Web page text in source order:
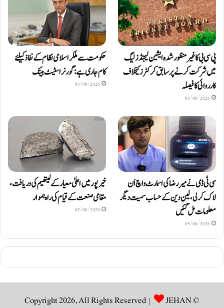
پی سی بی کا غیر منظور شدہ ایشین لیجنڈز لیگ
میں شرکت کرنے پر سابق کرکٹرز کیخلاف
کارروائی کا فیصلہ
05/08/2026
حکومت سے ملکر اسلامی نظام کے نفاذ کیلئے
کام جاری ہے: گورنر اسٹیٹ بینک
05/08/2026
سی ٹی ڈی نے میر رضا کی اسمارٹ واچ اَن
لاک کرلی، لین دین کے حساب سمیت دیگر
معلومات مل گئیں
05/08/2026
خیرپور میں اعلیٰ معیار کے لیتھیم کی دریافت،
مقامی صنعت کے قیام کی راہ ہموار
05/08/2026
© Copyright 2026, All Rights Reserved |
JEHAN